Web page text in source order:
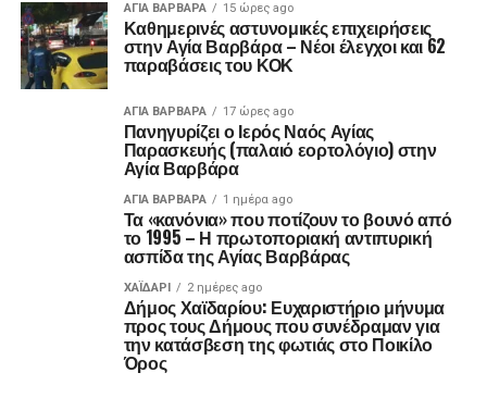
ΑΓΙΑ ΒΑΡΒΑΡΑ 15 ώρες ago
Καθημερινές αστυνομικές επιχειρήσεις
στην Αγία Βαρβάρα – Νέοι έλεγχοι και 62
παραβάσεις του ΚΟΚ
ΑΓΙΑ ΒΑΡΒΑΡΑ 17 ώρες ago
Πανηγυρίζει ο Ιερός Ναός Αγίας
Παρασκευής (παλαιό εορτολόγιο) στην
Αγία Βαρβάρα
ΑΓΙΑ ΒΑΡΒΑΡΑ 1 ημέρα ago
Τα «κανόνια» που ποτίζουν το βουνό από
το 1995 – Η πρωτοποριακή αντιπυρική
ασπίδα της Αγίας Βαρβάρας
ΧΑΪΔΑΡΙ 2 ημέρες ago
Δήμος Χαϊδαρίου: Ευχαριστήριο μήνυμα
προς τους Δήμους που συνέδραμαν για
την κατάσβεση της φωτιάς στο Ποικίλο
Όρος